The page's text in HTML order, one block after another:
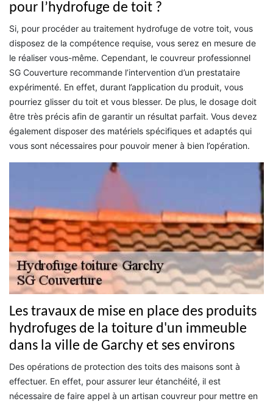
pour l’hydrofuge de toit ?
Si, pour procéder au traitement hydrofuge de votre toit, vous
disposez de la compétence requise, vous serez en mesure de
le réaliser vous-même. Cependant, le couvreur professionnel
SG Couverture recommande l’intervention d’un prestataire
expérimenté. En effet, durant l’application du produit, vous
pourriez glisser du toit et vous blesser. De plus, le dosage doit
être très précis afin de garantir un résultat parfait. Vous devez
également disposer des matériels spécifiques et adaptés qui
vous sont nécessaires pour pouvoir mener à bien l’opération.
Les travaux de mise en place des produits
hydrofuges de la toiture d'un immeuble
dans la ville de Garchy et ses environs
Des opérations de protection des toits des maisons sont à
effectuer. En effet, pour assurer leur étanchéité, il est
nécessaire de faire appel à un artisan couvreur pour mettre en